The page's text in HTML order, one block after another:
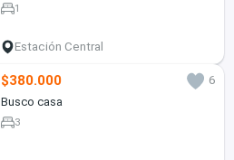
1
Estación Central
$380.000
6
Busco casa
3